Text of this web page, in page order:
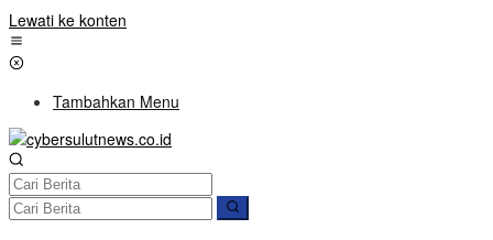
Lewati ke konten
Tambahkan Menu